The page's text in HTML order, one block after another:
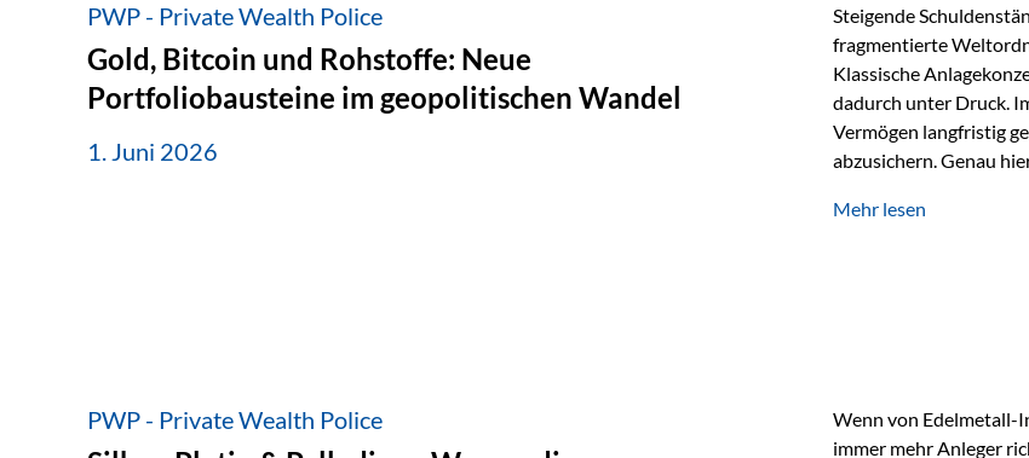
PWP - Private Wealth Police
Gold, Bitcoin und Rohstoffe: Neue
Portfoliobausteine im geopolitischen Wandel
1. Juni 2026
Steigende
fragmentierte
Klassische
dadurch unter Druck.
Vermögen langfristig
abzusichern. Genau
Rolle zurück Gold
Mehr lesen
PWP - Private Wealth Police
Wenn von Edelmetall-
immer mehr Anleger